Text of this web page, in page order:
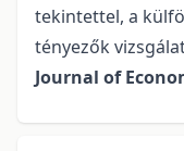
tekintettel, a
tényezők
Journal of